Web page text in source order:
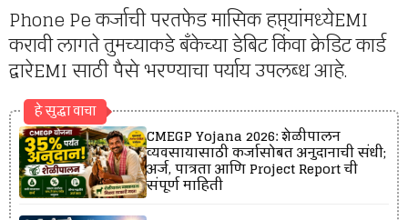
Phone Pe कर्जाची परतफेड मासिक हप्त्यांमध्येEMI
करावी लागते तुमच्याकडे बँकेच्या डेबिट किंवा क्रेडिट कार्ड
द्वारेEMI साठी पैसे भरण्याचा पर्याय उपलब्ध आहे.
हे सुद्धा वाचा
CMEGP Yojana 2026: शेळीपालन
व्यवसायासाठी कर्जासोबत अनुदानाची संधी;
अर्ज, पात्रता आणि Project Report ची
संपूर्ण माहिती